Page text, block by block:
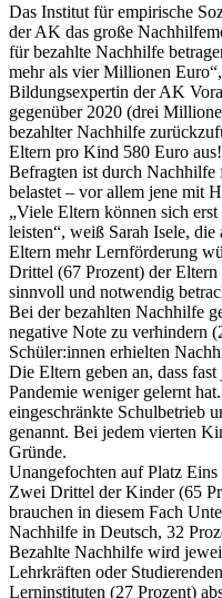
Das Institut für empirische
der AK das große
für bezahlte Nachhilfe
mehr als vier Millionen
Bildungsexpertin der AK
gegenüber 2020 (drei
bezahlter Nachhilfe
Eltern pro Kind 580 Euro
Befragten ist durch Nachhilfe
belastet – vor allem jene mit
„Viele Eltern können sich
leisten“, weiß Sarah Isele,
Eltern mehr Lernförderung
Drittel (67 Prozent) der Eltern
sinnvoll und notwendig
Bei der bezahlten Nachhilfe
negative Note zu verhindern
Schüler:innen erhielten
Die Eltern geben an, dass
Pandemie weniger gelernt
eingeschränkte Schulbetrieb
genannt. Bei jedem vierten
Gründe.
Unangefochten auf Platz
Zwei Drittel der Kinder (65
brauchen in diesem Fach
Nachhilfe in Deutsch, 32
Bezahlte Nachhilfe wird
Lehrkräften oder
Lerninstituten (27 Prozent)